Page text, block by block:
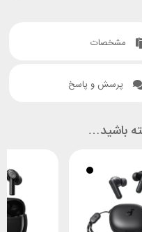
مشخصات
پرسش و پاسخ
باشید…